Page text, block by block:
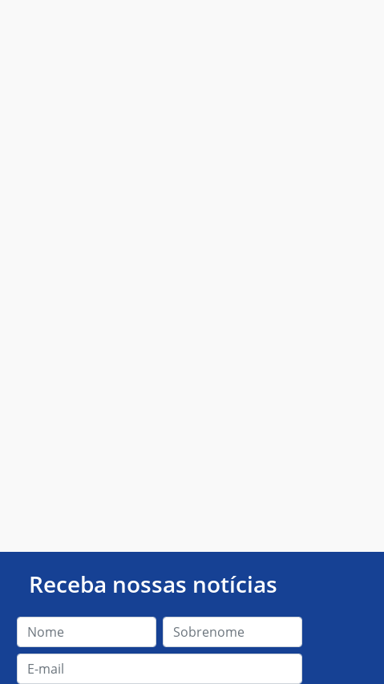
Receba nossas notícias